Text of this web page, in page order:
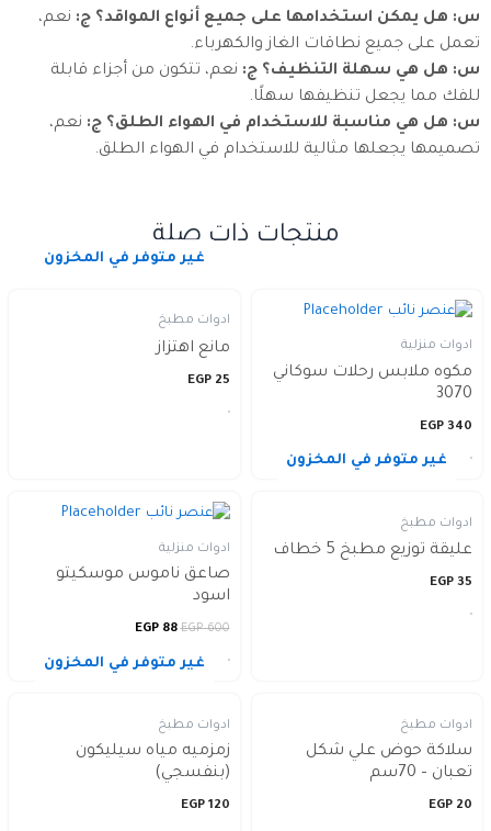
س: هل يمكن استخدامها على جميع أنواع المواقد؟ ج: نعم،
تعمل على جميع نطاقات الغاز والكهرباء.
س: هل هي سهلة التنظيف؟ ج: نعم، تتكون من أجزاء قابلة
للفك مما يجعل تنظيفها سهلًا.
س: هل هي مناسبة للاستخدام في الهواء الطلق؟ ج: نعم،
تصميمها يجعلها مثالية للاستخدام في الهواء الطلق.
منتجات ذات صلة
ادوات منزلية
مكوه ملابس رحلات سوكاني
3070
340
EGP
غير متوفر في المخزون
ادوات مطبخ
مانع اهتزاز
25
EGP
غير متوفر في المخزون
ادوات مطبخ
عليقة توزيع مطبخ 5 خطاف
35
EGP
ادوات منزلية
صاعق ناموس موسكيتو
اسود
600
EGP
88
EGP
ادوات مطبخ
سلاكة حوض علي شكل
تعبان – 70سم
20
EGP
غير متوفر في المخزون
ادوات مطبخ
زمزميه مياه سيليكون
(بنفسجي)
120
EGP